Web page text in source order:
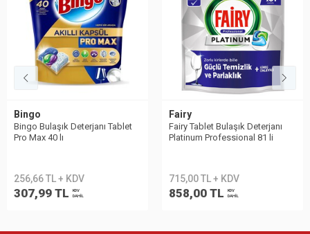
Bingo
Bingo Bulaşık Deterjanı Tablet
Pro Max 40 lı
256,66 TL + KDV
307,99 TL
KDV
DAHİL
Fairy
Fairy Tablet Bulaşık Deterjanı
Platinum Professional 81 li
715,00 TL + KDV
858,00 TL
KDV
DAHİL